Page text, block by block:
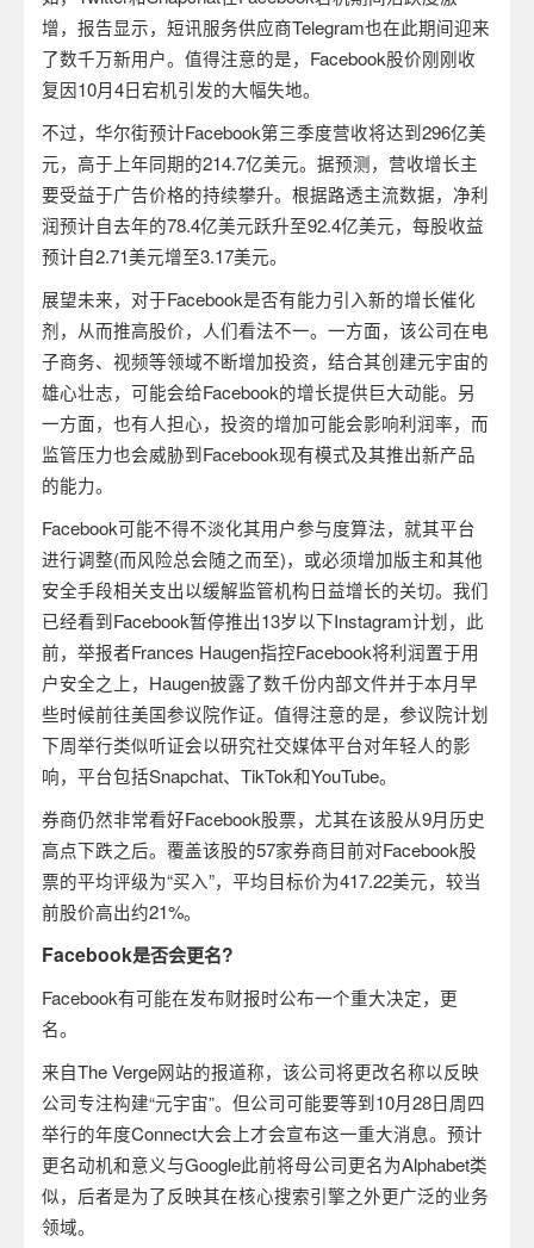
增，报告显示，短讯服务供应商Telegram也在此期间迎来
了数千万新用户。值得注意的是， Facebook股价刚刚收
复因10月4日宕机引发的大幅失地。
不过，华尔街预计Facebook第三季度营收将达到296亿美
元，高于上年同期的214.7亿美元。据预测，营收增长主
要受益于广告价格的持续攀升。根据路透主流数据，净利
润预计自去年的78.4亿美元跃升至92.4亿美元，每股收益
预计自2.71美元增至3.17美元。
展望未来，对于Facebook是否有能力引入新的增长催化
剂，从而推高股价，人们看法不一。一方面，该公司在电
子商务、视频等领域不断增加投资，结合其创建元宇宙的
雄心壮志，可能会给Facebook的增长提供巨大动能。另
一方面，也有人担心，投资的增加可能会影响利润率，而
监管压力也会威胁到Facebook现有模式及其推出新产品
的能力。
Facebook可能不得不淡化其用户参与度算法，就其平台
进行调整(而风险总会随之而至)，或必须增加版主和其他
安全手段相关支出以缓解监管机构日益增长的关切。我们
已经看到Facebook暂停推出13岁以下Instagram计划，此
前，举报者Frances Haugen指控Facebook将利润置于用
户安全之上， Haugen披露了数千份内部文件并于本月早
些时候前往美国参议院作证。值得注意的是，参议院计划
下周举行类似听证会以研究社交媒体平台对年轻人的影
响，平台包括Snapchat、 TikTok和YouTube。
券商仍然非常看好Facebook股票，尤其在该股从9月历史
高点下跌之后。覆盖该股的57家券商目前对Facebook股
票的平均评级为“买入”，平均目标价为417.22美元，较当
前股价高出约21%。
Facebook是否会更名?
Facebook有可能在发布财报时公布一个重大决定，更
名。
来自The Verge网站的报道称，该公司将更改名称以反映
公司专注构建“元宇宙”。但公司可能要等到10月28日周四
举行的年度Connect大会上才会宣布这一重大消息。预计
更名动机和意义与Google此前将母公司更名为Alphabet类
似，后者是为了反映其在核心搜索引擎之外更广泛的业务
领域。